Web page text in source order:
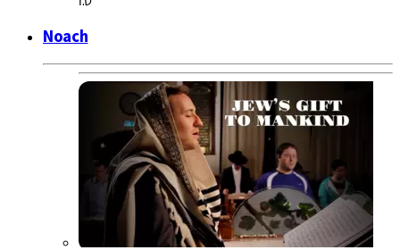
Noach